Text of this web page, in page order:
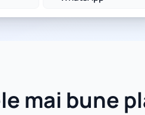
mai bune